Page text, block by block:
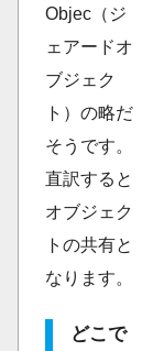
Objec（ジ
ェアードオ
ブジェク
ト）の略だ
そうです。
直訳すると
オブジェク
トの共有と
なります。
どこで